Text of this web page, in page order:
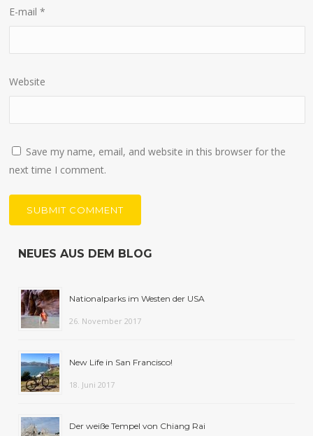
E-mail*
Website
Save my name, email, and website in this browser for the
next time I comment.
NEUES AUS DEM BLOG
Nationalparks im Westen der USA
26. November 2017
New Life in San Francisco!
18. Juni 2017
Der weiße Tempel von Chiang Rai